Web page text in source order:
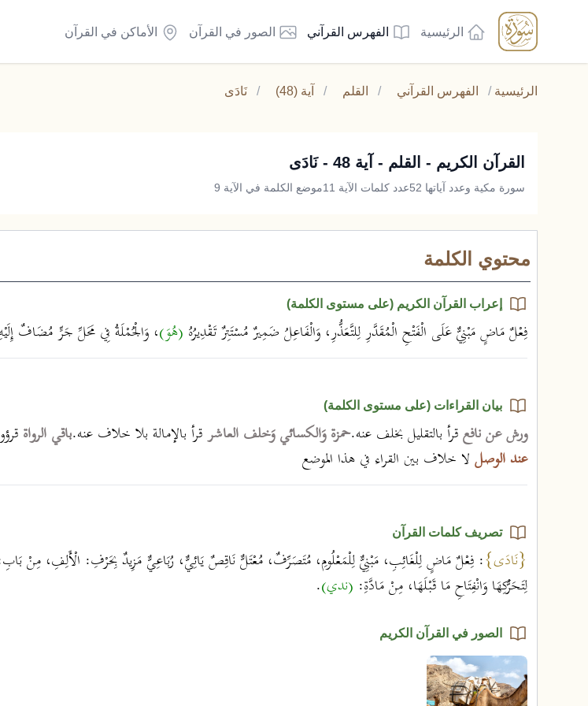
الرئيسية الفهرس القرآني الصور في القرآن الأماكن في القرآن
الرئيسية / الفهرس القرآني / القلم / آية (48) / نَادَى
القرآن الكريم - القلم - آية 48 - نَادَى
سورة مكية وعدد آياتها 52 عدد كلمات الآية 11 موضع الكلمة في الآية 9
محتوي الكلمة
إعراب القرآن الكريم (على مستوى الكلمة)
فِعْلٌ مَاضٍ مَبْنِيٌّ عَلَى الْفَتْحِ الْمُقَدَّرِ لِلتَّعَذُّرِ، وَالْفَاعِلُ ضَمِيرٌ مُسْتَتِرٌ تَقْدِيرُهُ (هُوَ)، وَالْجُمْلَةُ فِي مَحَلِّ جَرٍّ مُضَافٌ
بيان القراءات (على مستوى الكلمة)
ورش عن نافعقرأ بالتقليل بخلف عنه.حمزة وَالكسائي وَخلف العاشرقرأ بالإمالة بلا خلاف عنه.باقي الرواة
عند الوصللا خلاف بين القراء في هذا الموضع
تصريف كلمات القرآن
{نَادَى}: فِعْلٌ مَاضٍ لِلْغَائِبِ، مَبْنِيٌّ لِلْمَعْلُومِ، مُتَصَرِّفٌ، مُعْتَلٌّ نَاقِصٌ يَائِيٌّ، رُبَاعِيٌّ مَزِيدٌ بِحَرْفِ: الْأَلِفِ، مِنْ
لِتَحَرُّكِهَا وَانْفِتَاحِ مَا قَبْلَهَا، مِنْ مَادَّةِ: (ندي).
الصور في القرآن الكريم